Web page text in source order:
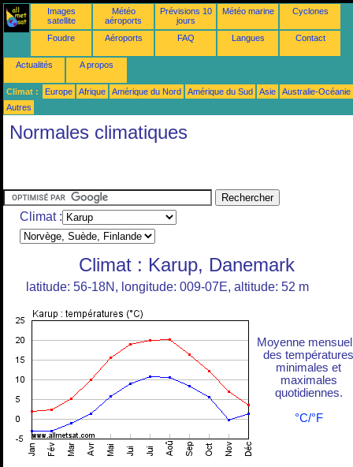
Images
satellite
Météo
aéroports
Prévisions 10
jours
Météo marine Cyclones
Foudre Aéroports FAQ Langues Contact
Actualités A propos
Climat : Europe Afrique Amérique du Nord Amérique du Sud Asie
Australie-Océanie
Autres
Normales climatiques
Climat :
Climat : Karup, Danemark
latitude: 56-18N, longitude: 009-07E, altitude: 52 m
Moyenne
des températures
minimales et
maximales
quotidiennes.
°C/°F